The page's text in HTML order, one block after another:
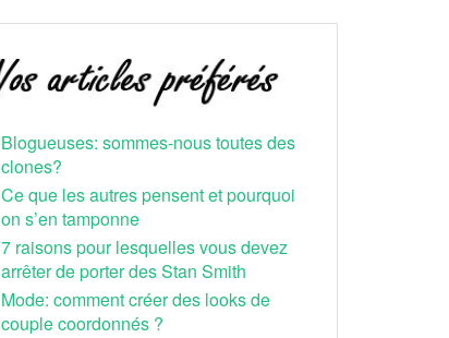
Blogueuses: sommes-nous toutes des
clones?
Ce que les autres pensent et pourquoi
on s’en tamponne
7 raisons pour lesquelles vous devez
arrêter de porter des Stan Smith
Mode: comment créer des looks de
couple coordonnés ?